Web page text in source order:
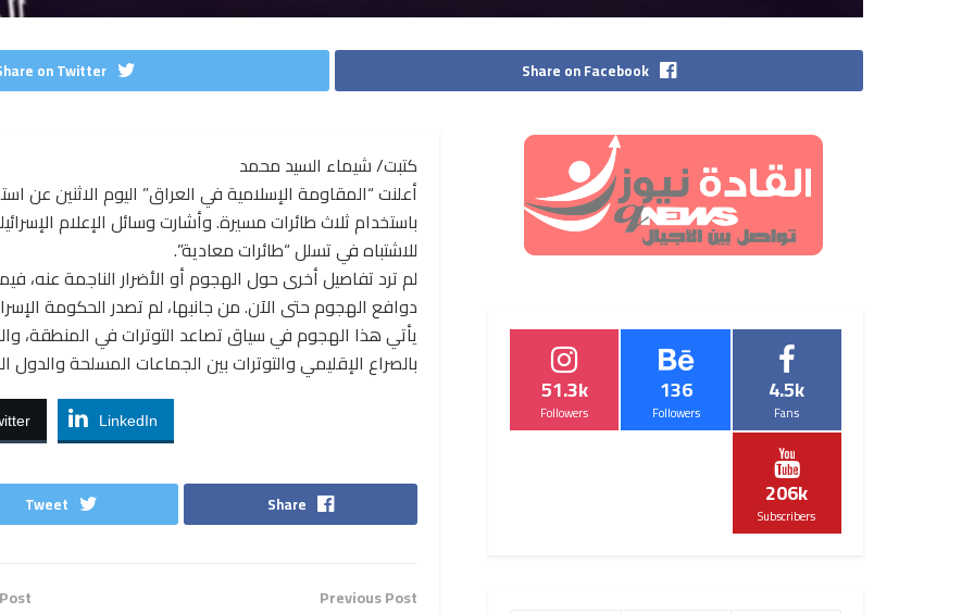
Share on Facebook
on Twitter
كتبت/ شيماء السيد محمد
أعلنت “المقاومة الإسلامية في العراق” اليوم الاثنين عن
باستخدام ثلاث طائرات مسيرة. وأشارت وسائل الإعلام
للاشتباه في تسلل “طائرات معادية”.
لم ترد تفاصيل أخرى حول الهجوم أو الأضرار الناجمة عنه،
دوافع الهجوم حتى الآن. من جانبها، لم تصدر الحكومة
يأتي هذا الهجوم في سياق تصاعد التوترات في المنطقة،
بالصراع الإقليمي والتوترات بين الجماعات المسلحة والدول
LinkedIn
Share
Tweet
Previous Post
4.5k
Fans
136
Followers
51.3k
Followers
206k
Subscribers